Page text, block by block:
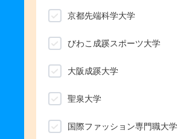
京都先端科学大学
びわこ成蹊スポーツ大学
大阪成蹊大学
聖泉大学
国際ファッション専門職大学